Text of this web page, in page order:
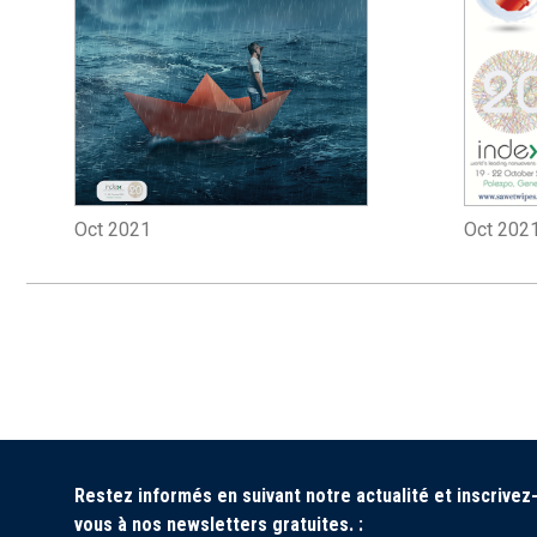
Oct 2021 Oct
Restez informés en suivant notre actualité et inscrivez-
vous à nos newsletters gratuites. :